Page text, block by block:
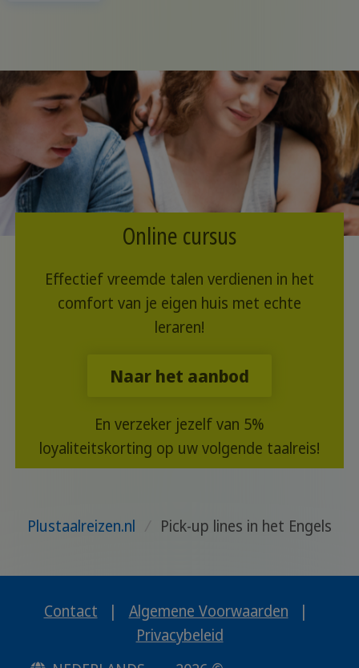
Online cursus
Effectief vreemde talen verdienen in het
comfort van je eigen huis met echte
leraren!
Naar het aanbod
En verzeker jezelf van 5%
loyaliteitskorting op uw volgende taalreis!
Plustaalreizen.nl Pick-up lines in het Engels
Contact | Algemene Voorwaarden
|
Privacybeleid